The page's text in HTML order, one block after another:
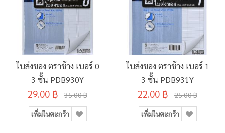
ใบส่งของ ตราช้าง เบอร์ 0
3 ชั้น PDB930Y
29.00 ฿ 35.00 ฿
เพิ่มในตะกร้า
ใบส่งของ ตราช้าง เบอร์ 1
3 ชั้น PDB931Y
22.00 ฿ 25.00 ฿
เพิ่มในตะกร้า